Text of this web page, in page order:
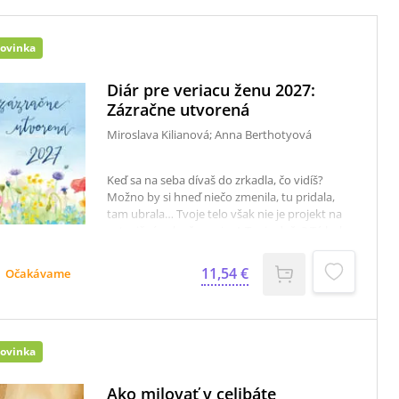
Diár pre veriacu ženu 2027:
Zázračne utvorená
Miroslava Kilianová; Anna Berthotyová
Keď sa na seba dívaš do zrkadla, čo vidíš?
Možno by si hneď niečo zmenila, tu pridala,
tam ubrala… Tvoje telo však nie je projekt na
stvorená s obrovskou láskou a s konkrétnym
zámerom. Boh si Ťa vysníval už dávno a vložil
Ti do srdca poslanie ušité na mieru presne pre
Teba. Si predsa zázračne utvorená (Ž 139).Náš
najnovší Diár pre veriacu ženu 2027 – Zázračne
Očakávame 11,54 €
Ako milovať v celibáte